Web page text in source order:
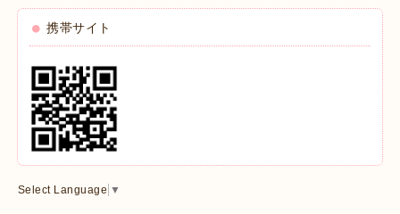
携帯サイト
Select Language ▼